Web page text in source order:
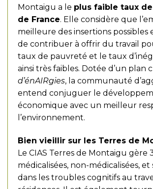
Montaigu a le plus faible taux
de France. Elle considère que
meilleure des insertions possibles
de contribuer à offrir du travail
taux de pauvreté et le taux
ainsi très faibles. Dotée d’un plan
d’énAIRgies, la communauté
entend conjuguer le
économique avec un meilleur
l’environnement.
Bien vieillir sur les Terres de
Le CIAS Terres de Montaigu gère
médicalisées, non-médicalisées, et
dans les troubles cognitifs au